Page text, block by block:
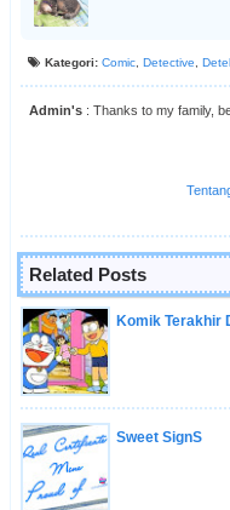
Kategori: Comic Detective
Admin's : Thanks to my family,
Related Posts
Komik Terakhir
Sweet SignS